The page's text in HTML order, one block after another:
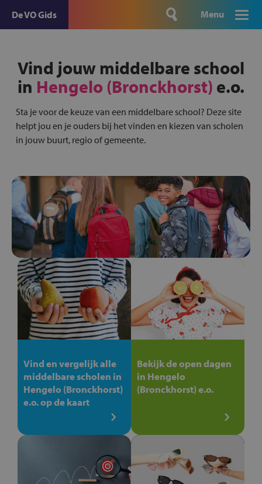
De VO Gids Menu
Vind jouw middelbare school
in Hengelo (Bronckhorst) e.o.
Sta je voor de keuze van een middelbare school? Deze site
helpt jou en je ouders bij het vinden en kiezen van scholen
in jouw buurt, regio of gemeente.
Vind en vergelijk alle
middelbare scholen in
Hengelo (Bronckhorst)
e.o. op de kaart
Bekijk de open dagen
in Hengelo
(Bronckhorst) e.o.